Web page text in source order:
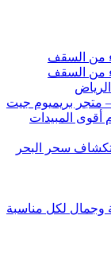
من السقف
من السقف
– متجر بريميوم جيت
المبيدات
سحر البحر
وجمال لكل مناسبة